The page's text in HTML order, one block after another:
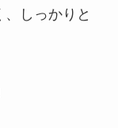
しっかりと